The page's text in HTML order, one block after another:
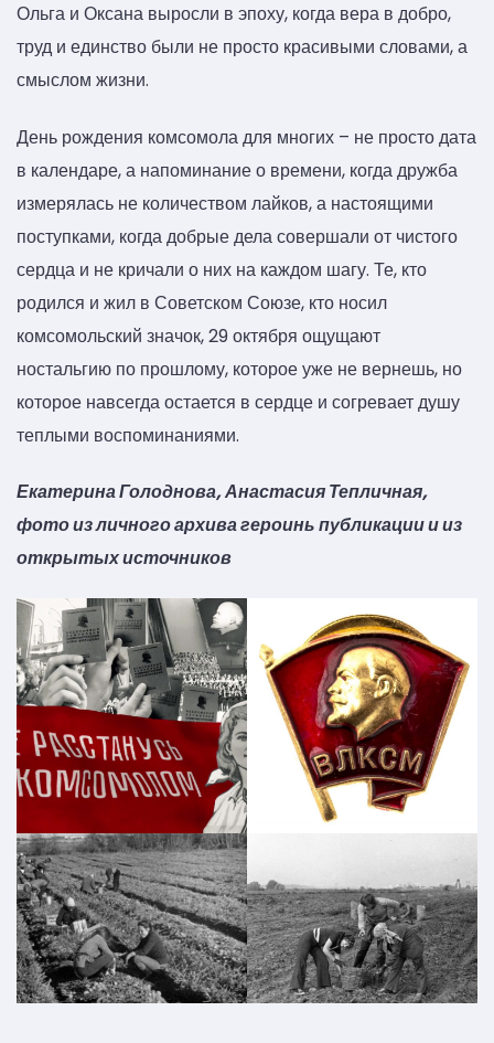
Ольга и Оксана выросли в эпоху, когда вера в добро,
труд и единство были не просто красивыми словами, а
смыслом жизни.
День рождения комсомола для многих – не просто дата
в календаре, а напоминание о времени, когда дружба
измерялась не количеством лайков, а настоящими
поступками, когда добрые дела совершали от чистого
сердца и не кричали о них на каждом шагу. Те, кто
родился и жил в Советском Союзе, кто носил
комсомольский значок, 29 октября ощущают
ностальгию по прошлому, которое уже не вернешь, но
которое навсегда остается в сердце и согревает душу
теплыми воспоминаниями.
Екатерина Голоднова, Анастасия Тепличная,
фото из личного архива героинь публикации и из
открытых источников